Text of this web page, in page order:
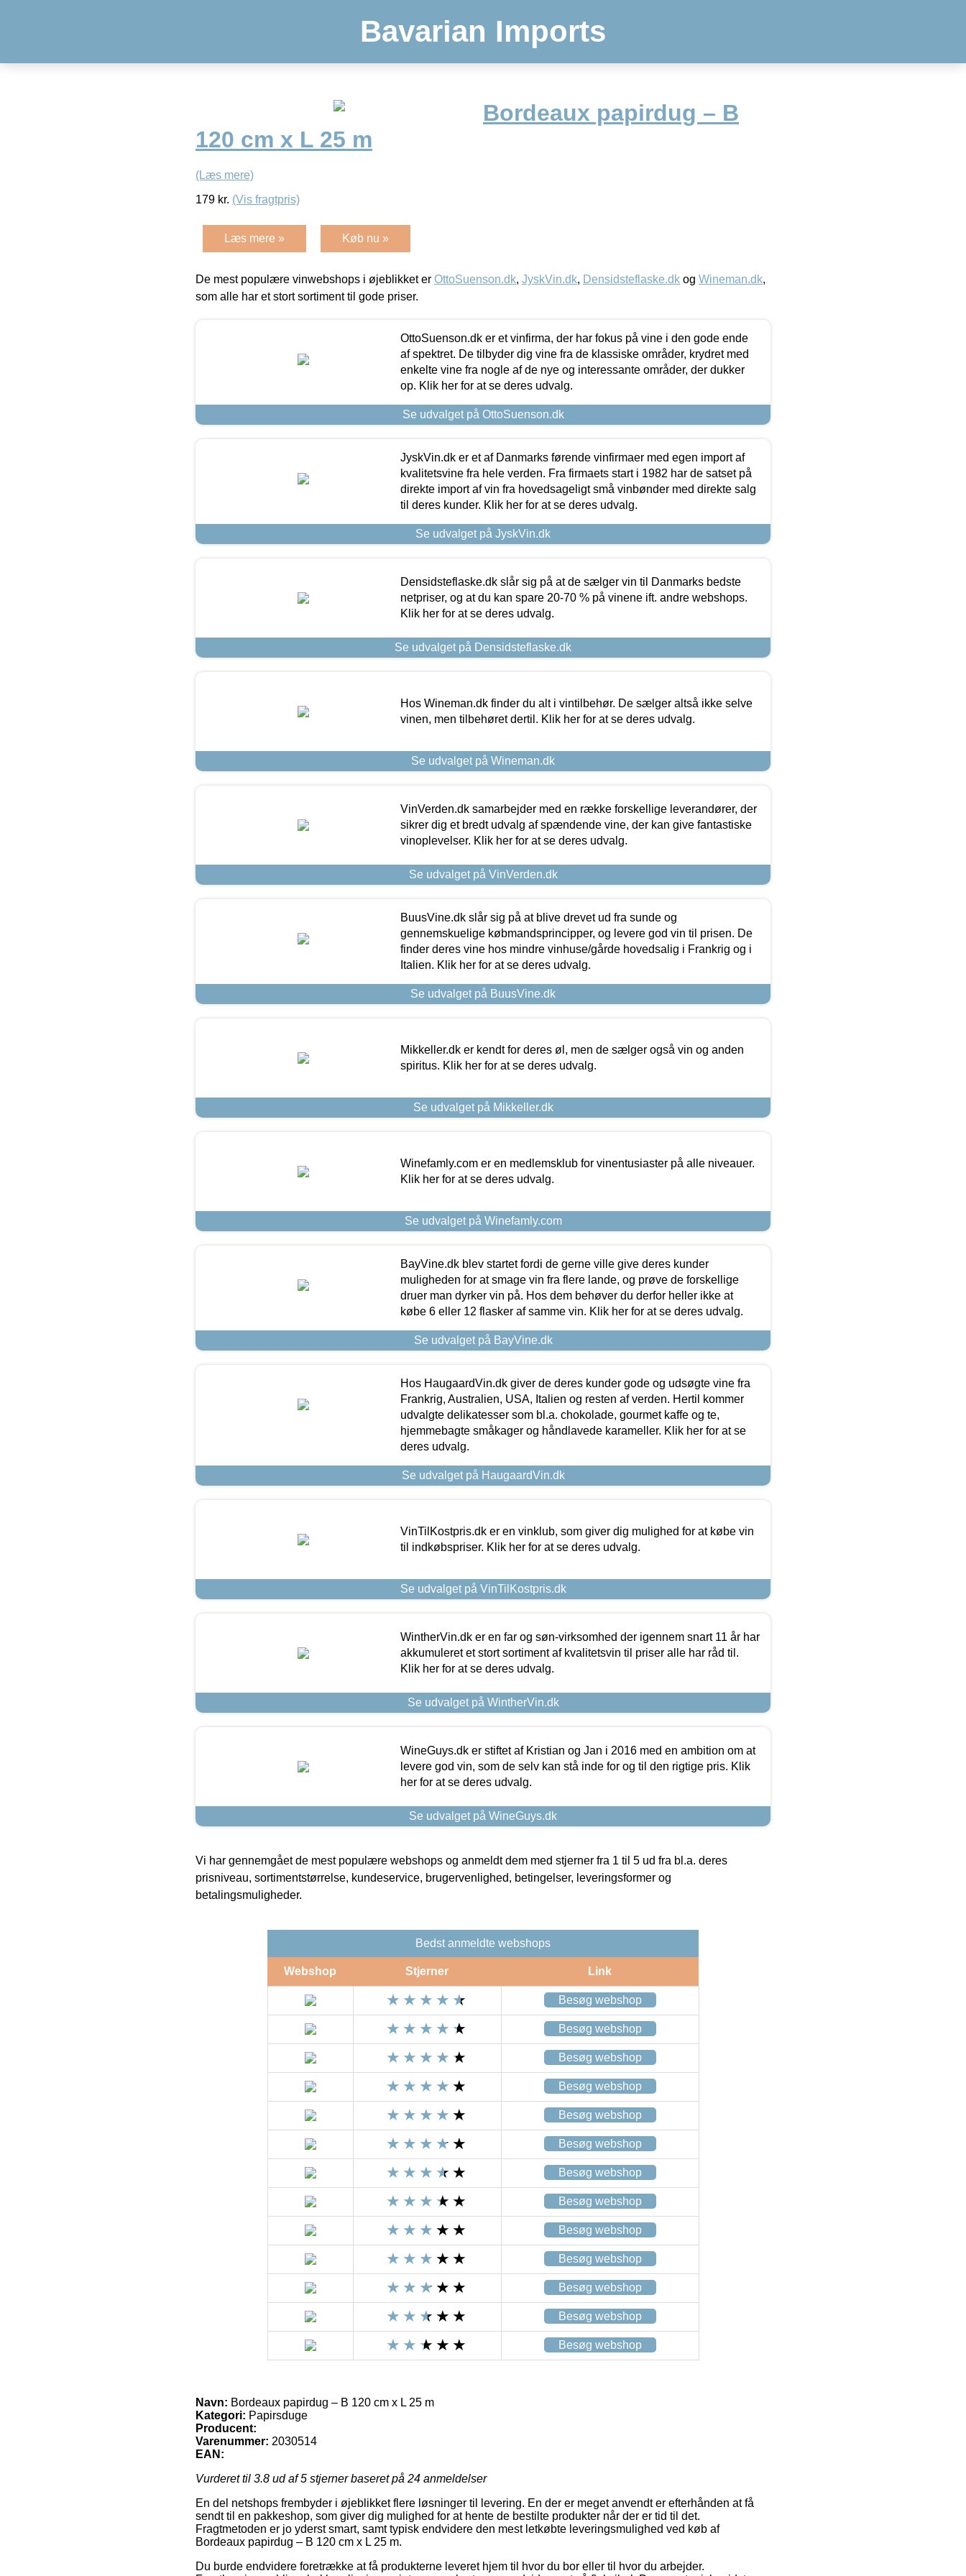
Bavarian Imports
Bordeaux papirdug – B
120 cm x L 25 m
(Læs mere)
179 kr. (Vis fragtpris)
Læs mere » Køb nu »
De mest populære vinwebshops i øjeblikket er OttoSuenson.dk, JyskVin.dk, Densidsteflaske.dk og Wineman.dk,
som alle har et stort sortiment til gode priser.
OttoSuenson.dk er et vinfirma, der har fokus på vine i den gode ende
af spektret. De tilbyder dig vine fra de klassiske områder, krydret med
enkelte vine fra nogle af de nye og interessante områder, der dukker
op. Klik her for at se deres udvalg.
Se udvalget på OttoSuenson.dk
JyskVin.dk er et af Danmarks førende vinfirmaer med egen import af
kvalitetsvine fra hele verden. Fra firmaets start i 1982 har de satset på
direkte import af vin fra hovedsageligt små vinbønder med direkte salg
til deres kunder. Klik her for at se deres udvalg.
Se udvalget på JyskVin.dk
Densidsteflaske.dk slår sig på at de sælger vin til Danmarks bedste
netpriser, og at du kan spare 20-70 % på vinene ift. andre webshops.
Klik her for at se deres udvalg.
Se udvalget på Densidsteflaske.dk
Hos Wineman.dk finder du alt i vintilbehør. De sælger altså ikke selve
vinen, men tilbehøret dertil. Klik her for at se deres udvalg.
Se udvalget på Wineman.dk
VinVerden.dk samarbejder med en række forskellige leverandører, der
sikrer dig et bredt udvalg af spændende vine, der kan give fantastiske
vinoplevelser. Klik her for at se deres udvalg.
Se udvalget på VinVerden.dk
BuusVine.dk slår sig på at blive drevet ud fra sunde og
gennemskuelige købmandsprincipper, og levere god vin til prisen. De
finder deres vine hos mindre vinhuse/gårde hovedsalig i Frankrig og i
Italien. Klik her for at se deres udvalg.
Se udvalget på BuusVine.dk
Mikkeller.dk er kendt for deres øl, men de sælger også vin og anden
spiritus. Klik her for at se deres udvalg.
Se udvalget på Mikkeller.dk
Winefamly.com er en medlemsklub for vinentusiaster på alle niveauer.
Klik her for at se deres udvalg.
Se udvalget på Winefamly.com
BayVine.dk blev startet fordi de gerne ville give deres kunder
muligheden for at smage vin fra flere lande, og prøve de forskellige
druer man dyrker vin på. Hos dem behøver du derfor heller ikke at
købe 6 eller 12 flasker af samme vin. Klik her for at se deres udvalg.
Se udvalget på BayVine.dk
Hos HaugaardVin.dk giver de deres kunder gode og udsøgte vine fra
Frankrig, Australien, USA, Italien og resten af verden. Hertil kommer
udvalgte delikatesser som bl.a. chokolade, gourmet kaffe og te,
hjemmebagte småkager og håndlavede karameller. Klik her for at se
deres udvalg.
Se udvalget på HaugaardVin.dk
VinTilKostpris.dk er en vinklub, som giver dig mulighed for at købe vin
til indkøbspriser. Klik her for at se deres udvalg.
Se udvalget på VinTilKostpris.dk
WintherVin.dk er en far og søn-virksomhed der igennem snart 11 år har
akkumuleret et stort sortiment af kvalitetsvin til priser alle har råd til.
Klik her for at se deres udvalg.
Se udvalget på WintherVin.dk
WineGuys.dk er stiftet af Kristian og Jan i 2016 med en ambition om at
levere god vin, som de selv kan stå inde for og til den rigtige pris. Klik
her for at se deres udvalg.
Se udvalget på WineGuys.dk
Vi har gennemgået de mest populære webshops og anmeldt dem med stjerner fra 1 til 5 ud fra bl.a. deres
prisniveau, sortimentstørrelse, kundeservice, brugervenlighed, betingelser, leveringsformer og
betalingsmuligheder.
Bedst anmeldte webshops
Webshop Stjerner Link
Besøg webshop
Besøg webshop
Besøg webshop
Besøg webshop
Besøg webshop
Besøg webshop
Besøg webshop
Besøg webshop
Besøg webshop
Besøg webshop
Besøg webshop
Besøg webshop
Besøg webshop
Navn: Bordeaux papirdug – B 120 cm x L 25 m
Kategori: Papirsduge
Producent:
Varenummer: 2030514
EAN:
Vurderet til 3.8 ud af 5 stjerner baseret på 24 anmeldelser
En del netshops frembyder i øjeblikket flere løsninger til levering. En der er meget anvendt er efterhånden at få
sendt til en pakkeshop, som giver dig mulighed for at hente de bestilte produkter når der er tid til det.
Fragtmetoden er jo yderst smart, samt typisk endvidere den mest letkøbte leveringsmulighed ved køb af
Bordeaux papirdug – B 120 cm x L 25 m.
Du burde endvidere foretrække at få produkterne leveret hjem til hvor du bor eller til hvor du arbejder.